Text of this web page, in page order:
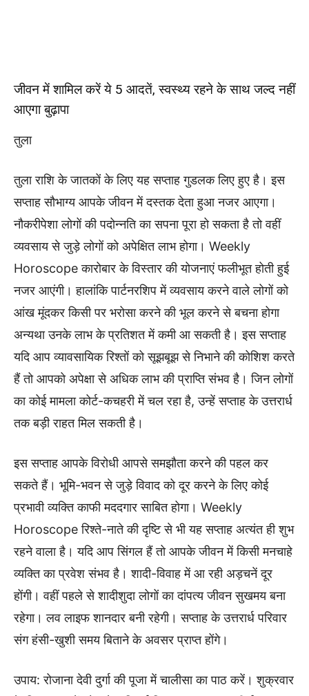
जीवन में शामिल करें ये 5 आदतें, स्वस्थ्य रहने के साथ जल्द नहीं
आएगा बुढ़ापा
तुला
तुला राशि के जातकों के लिए यह सप्ताह गुडलक लिए हुए है। इस
सप्ताह सौभाग्य आपके जीवन में दस्तक देता हुआ नजर आएगा।
नौकरीपेशा लोगों की पदोन्नति का सपना पूरा हो सकता है तो वहीं
व्यवसाय से जुड़े लोगों को अपेक्षित लाभ होगा। Weekly
Horoscope कारोबार के विस्तार की योजनाएं फलीभूत होती हुई
नजर आएंगी। हालांकि पार्टनरशिप में व्यवसाय करने वाले लोगों को
आंख मूंदकर किसी पर भरोसा करने की भूल करने से बचना होगा
अन्यथा उनके लाभ के प्रतिशत में कमी आ सकती है। इस सप्ताह
यदि आप व्यावसायिक रिश्तों को सूझबूझ से निभाने की कोशिश करते
हैं तो आपको अपेक्षा से अधिक लाभ की प्राप्ति संभव है। जिन लोगों
का कोई मामला कोर्ट-कचहरी में चल रहा है, उन्हें सप्ताह के उत्तरार्ध
तक बड़ी राहत मिल सकती है।
इस सप्ताह आपके विरोधी आपसे समझौता करने की पहल कर
सकते हैं। भूमि-भवन से जुड़े विवाद को दूर करने के लिए कोई
प्रभावी व्यक्ति काफी मददगार साबित होगा। Weekly
Horoscope रिश्ते-नाते की दृष्टि से भी यह सप्ताह अत्यंत ही शुभ
रहने वाला है। यदि आप सिंगल हैं तो आपके जीवन में किसी मनचाहे
व्यक्ति का प्रवेश संभव है। शादी-विवाह में आ रही अड़चनें दूर
होंगी। वहीं पहले से शादीशुदा लोगों का दांपत्य जीवन सुखमय बना
रहेगा। लव लाइफ शानदार बनी रहेगी। सप्ताह के उत्तरार्ध परिवार
संग हंसी-खुशी समय बिताने के अवसर प्राप्त होंगे।
उपाय: रोजाना देवी दुर्गा की पूजा में चालीसा का पाठ करें। शुक्रवार